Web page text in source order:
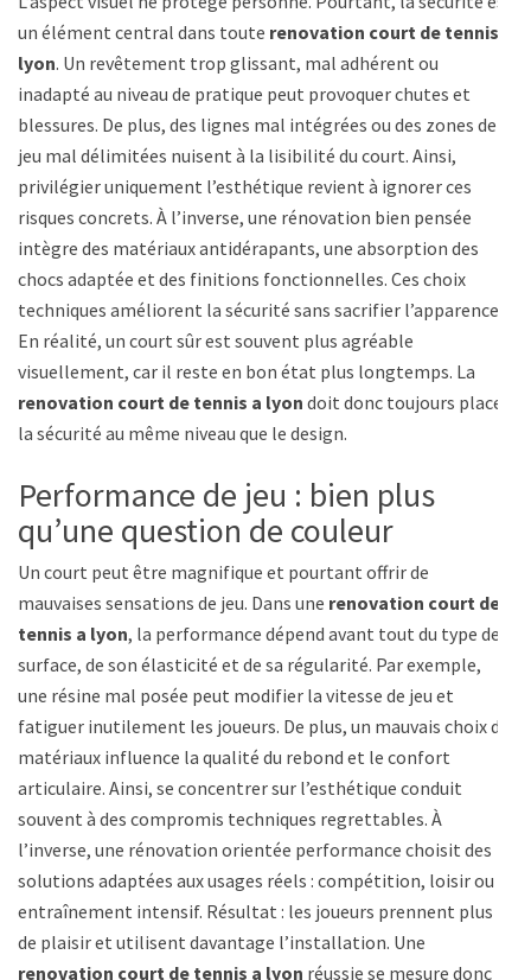
un élément central dans toute renovation court de tennis a
lyon. Un revêtement trop glissant, mal adhérent ou
inadapté au niveau de pratique peut provoquer chutes et
blessures. De plus, des lignes mal intégrées ou des zones de
jeu mal délimitées nuisent à la lisibilité du court. Ainsi,
privilégier uniquement l’esthétique revient à ignorer ces
risques concrets. À l’inverse, une rénovation bien pensée
intègre des matériaux antidérapants, une absorption des
chocs adaptée et des finitions fonctionnelles. Ces choix
techniques améliorent la sécurité sans sacrifier l’apparence.
En réalité, un court sûr est souvent plus agréable
visuellement, car il reste en bon état plus longtemps. La
renovation court de tennis a lyon doit donc toujours placer
la sécurité au même niveau que le design.
Performance de jeu : bien plus
qu’une question de couleur
Un court peut être magnifique et pourtant offrir de
mauvaises sensations de jeu. Dans une renovation court de
tennis a lyon, la performance dépend avant tout du type de
surface, de son élasticité et de sa régularité. Par exemple,
une résine mal posée peut modifier la vitesse de jeu et
fatiguer inutilement les joueurs. De plus, un mauvais choix de
matériaux influence la qualité du rebond et le confort
articulaire. Ainsi, se concentrer sur l’esthétique conduit
souvent à des compromis techniques regrettables. À
l’inverse, une rénovation orientée performance choisit des
solutions adaptées aux usages réels : compétition, loisir ou
entraînement intensif. Résultat : les joueurs prennent plus
de plaisir et utilisent davantage l’installation. Une
renovation court de tennis a lyon réussie se mesure donc